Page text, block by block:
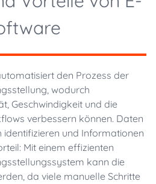
den Prozess der
wodurch
Geschwindigkeit und die
verbessern können. Daten
identifizieren und Informationen
Mit einem effizienten
kann die
da viele manuelle Schritte